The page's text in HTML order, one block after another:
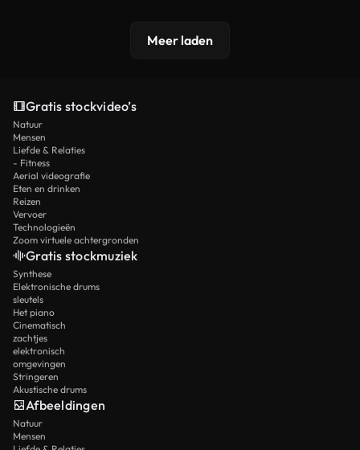
Meer laden
Gratis stockvideo’s
Natuur
Mensen
Liefde & Relaties
- Fitness
Aerial videografie
Eten en drinken
Reizen
Vervoer
Technologieën
Zoom virtuele achtergronden
Gratis stockmuziek
Synthese
Elektronische drums
sleutels
Het piano
Cinematisch
zachtjes
elektronisch
omgevingen
Stringeren
Akustische drums
Afbeeldingen
Natuur
Mensen